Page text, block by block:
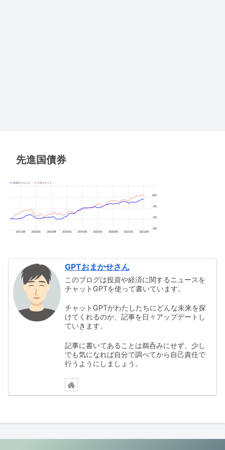
先進国債券
GPTおまかせさん
このブログは投資や経済に関するニュースを
チャットGPTを使って書いています。
チャットGPTがわたしたちにどんな未来を探
けてくれるのか、記事を日々アップデートし
ていきます。
記事に書いてあることは鵜呑みにせず、少し
でも気になれば自分で調べてから自己責任で
行うようにしましょう。